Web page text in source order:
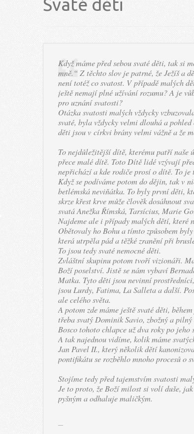
Svaté děti
Když máme před sebou svaté děti, tak si
mně.“ Z těchto slov je patrné, že Ježíš a
není totéž co svatost. V případě malých
ještě nemají plné užívání rozumu? A je
pro uznání svatosti?
Otázka svatosti malých vždycky
svaté, byla vždycky velmi dlouhá a
děti jsou v církvi brány velmi vážně a že
To nejdůležitější dítě, kterému patří naše
přece malé dítě. Toto Dítě lidé vzývají
nepřichází a kde rodiče prosí o dítě. To
Když se podíváme potom do dějin, tak v
betlémská neviňátka. To byly první děti,
skrze křest krve může člověk dosáhnout
svatá Anežka Římská, Tarsícius, Marie
Najdeme ale i případy malých dětí, které
Obětovaly ho Bohu a tímto způsobem
která utrpěla pád a těžké zranění při
To jsou tedy svaté nemocné děti.
Zvláštní skupinu potom tvoří vizionáři.
Boží poselství. Jistě se nám vybaví
Matka. Tyto děti jsou nevinní
jsou Lurdy, Fatima, La Salleta a další.
ale celého světa.
A potom zde máme ještě svaté děti,
třeba svatý Dominik Savio, zbožný a
Bosco tohoto chlapce už dva roky po
A tak najednou vidíme, kolik máme
Jan Pavel II., který několik dětí
pontifikátu se rozběhlo mnoho procesů o
Stojíme tedy před tajemstvím svatosti
Je to proto, že Boží milost si volí duše,
pyšným a odhaluje maličkým.